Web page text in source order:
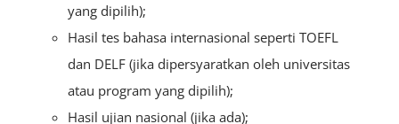
yang dipilih);
Hasil tes bahasa internasional seperti TOEFL
dan DELF (jika dipersyaratkan oleh universitas
atau program yang dipilih);
Hasil ujian nasional (jika ada);